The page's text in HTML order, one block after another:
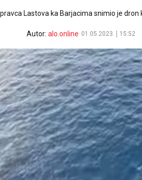
Lastova ka Barjacima snimio je
Autor: alo.online 01.05.2023. 15:52